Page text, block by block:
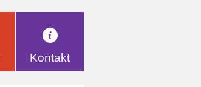
Kontakt